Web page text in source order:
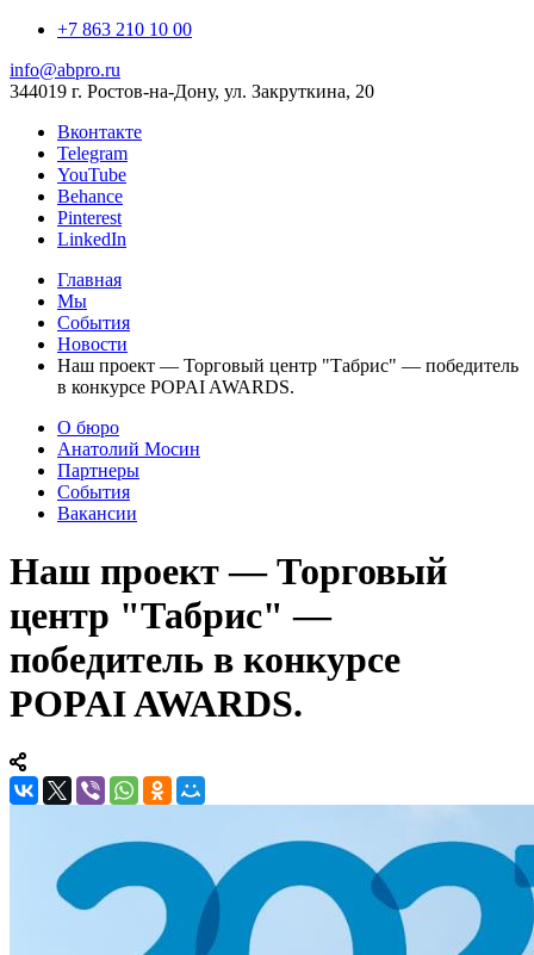
+7 863 210 10 00
info@abpro.ru
344019 г. Ростов-на-Дону, ул. Закруткина, 20
Вконтакте
Telegram
YouTube
Behance
Pinterest
LinkedIn
Главная
Мы
События
Новости
Наш проект — Торговый центр "Табрис" — победитель
в конкурсе POPAI AWARDS.
О бюро
Анатолий Мосин
Партнеры
События
Вакансии
Наш проект — Торговый
центр "Табрис" —
победитель в конкурсе
POPAI AWARDS.